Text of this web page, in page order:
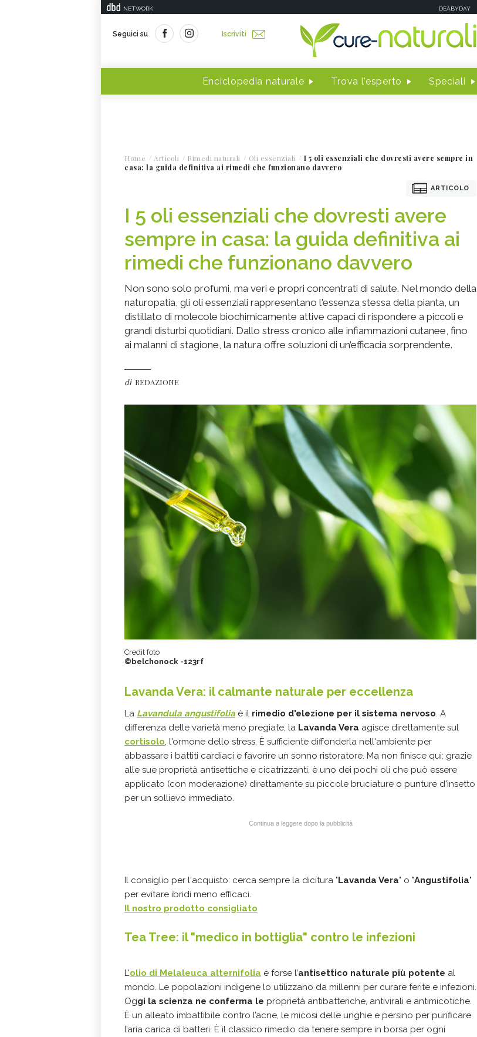
NETWORK DEABYDAY
Seguici su Iscriviti
Enciclopedia naturale Trova l'esperto Speciali
Home Articoli Rimedi naturali Oli essenziali
I 5 oli essenziali che dovresti avere sempre in
casa: la guida definitiva ai rimedi che funzionano davvero
ARTICOLO
I 5 oli essenziali che dovresti avere
sempre in casa: la guida definitiva ai
rimedi che funzionano davvero
Non sono solo profumi, ma veri e propri concentrati di salute. Nel mondo della
naturopatia, gli oli essenziali rappresentano l'essenza stessa della pianta, un
distillato di molecole biochimicamente attive capaci di rispondere a piccoli e
grandi disturbi quotidiani. Dallo stress cronico alle infiammazioni cutanee, fino
ai malanni di stagione, la natura offre soluzioni di un’efficacia sorprendente.
di REDAZIONE
Credit foto
©belchonock -123rf
Lavanda Vera: il calmante naturale per eccellenza
La Lavandula angustifolia è il rimedio d'elezione per il sistema nervoso. A
differenza delle varietà meno pregiate, la Lavanda Vera agisce direttamente sul
cortisolo, l'ormone dello stress. È sufficiente diffonderla nell'ambiente per
abbassare i battiti cardiaci e favorire un sonno ristoratore. Ma non finisce qui: grazie
alle sue proprietà antisettiche e cicatrizzanti, è uno dei pochi oli che può essere
applicato (con moderazione) direttamente su piccole bruciature o punture d'insetto
per un sollievo immediato.
Continua a leggere dopo la pubblicità
Il consiglio per l'acquisto: cerca sempre la dicitura "Lavanda Vera" o "Angustifolia"
per evitare ibridi meno efficaci.
Il nostro prodotto consigliato
Tea Tree: il "medico in bottiglia" contro le infezioni
L’olio di Melaleuca alternifolia è forse l’antisettico naturale più potente al
mondo. Le popolazioni indigene lo utilizzano da millenni per curare ferite e infezioni.
Oggi la scienza ne conferma le proprietà antibatteriche, antivirali e antimicotiche.
È un alleato imbattibile contro l’acne, le micosi delle unghie e persino per purificare
l’aria carica di batteri. È il classico rimedio da tenere sempre in borsa per ogni